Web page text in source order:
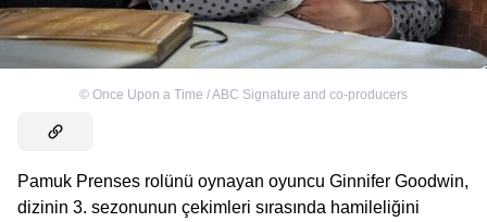
© Once Upon a Time / ABC Signature and co-producers
Pamuk Prenses rolünü oynayan oyuncu Ginnifer Goodwin,
dizinin 3. sezonunun çekimleri sırasında hamileliğini